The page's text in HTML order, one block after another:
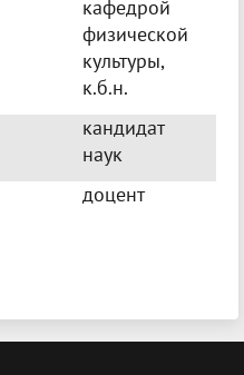
кафедрой
физической
культуры,
к.б.н.
кандидат
наук
доцент